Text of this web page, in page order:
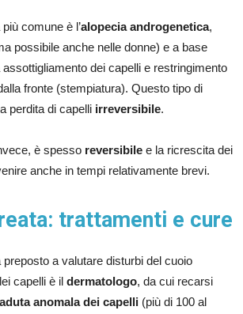
comune è l’alopecia androgenetica,
possibile anche nelle donne) e a base
dei capelli e restringimento
fronte (stempiatura). Questo tipo di
perdita di capelli irreversibile.
è spesso reversibile e la ricrescita dei
anche in tempi relativamente brevi.
trattamenti e cure
a valutare disturbi del cuoio
capelli è il dermatologo, da cui recarsi
anomala dei capelli (più di 100 al